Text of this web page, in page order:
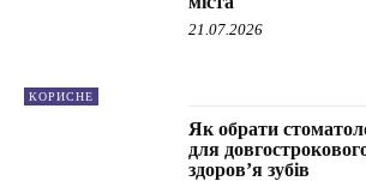
КОРИСНЕ
21.07.2026
Як обрати
для
здоров’я зубів